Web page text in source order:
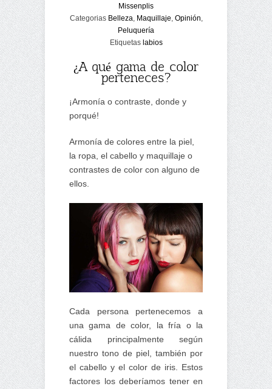
Missenplis
Categorias Belleza, Maquillaje, Opinión,
Peluquería
Etiquetas labios
¿A qué gama de color
perteneces?
¡Armonía o contraste, donde y
porqué!
Armonía de colores entre la piel,
la ropa, el cabello y maquillaje o
contrastes de color con alguno de
ellos.
Cada persona pertenecemos a
una gama de color, la fría o la
cálida principalmente según
nuestro tono de piel, también por
el cabello y el color de iris. Estos
factores los deberíamos tener en